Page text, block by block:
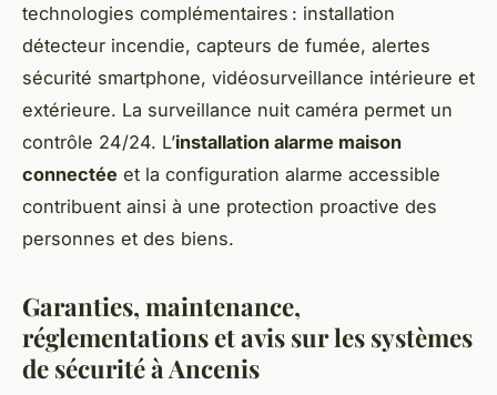
technologies complémentaires : installation
détecteur incendie, capteurs de fumée, alertes
sécurité smartphone, vidéosurveillance intérieure et
extérieure. La surveillance nuit caméra permet un
contrôle 24/24. L’installation alarme maison
connectée et la configuration alarme accessible
contribuent ainsi à une protection proactive des
personnes et des biens.
Garanties, maintenance,
réglementations et avis sur les systèmes
de sécurité à Ancenis